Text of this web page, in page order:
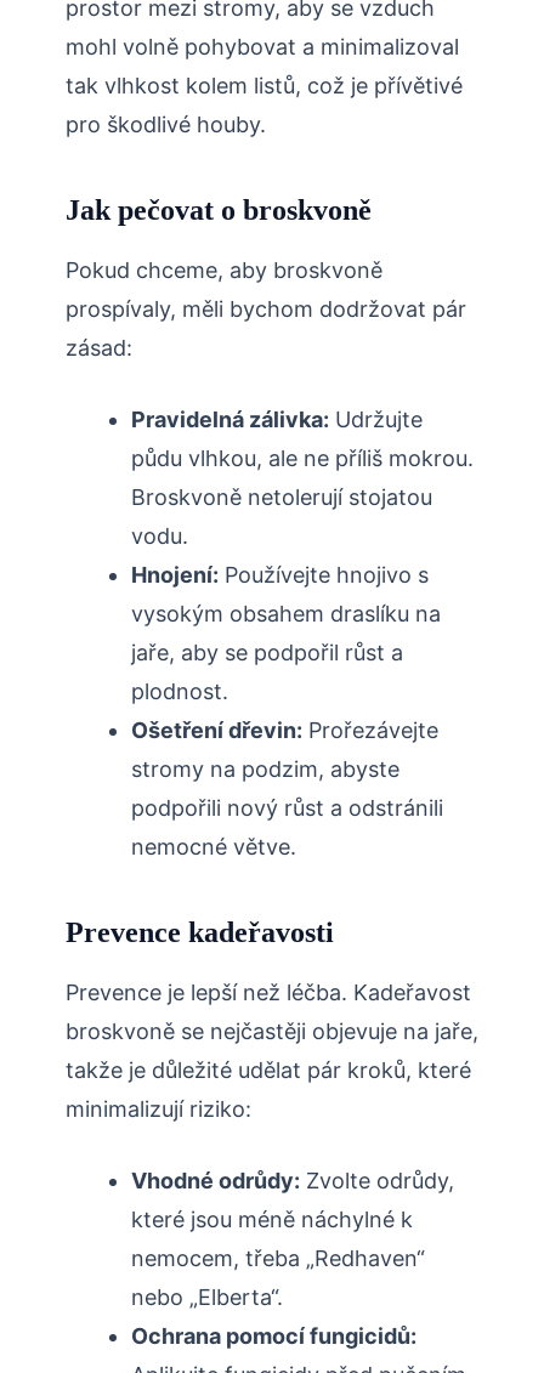
prostor mezi stromy, aby se vzduch
mohl volně pohybovat a minimalizoval
‌tak vlhkost kolem listů, což je přívětivé
pro škodlivé houby.
Jak pečovat o ‍broskvoně
Pokud chceme, aby broskvoně
prospívaly, měli bychom dodržovat pár
zásad:
Pravidelná zálivka: Udržujte
půdu vlhkou, ale ne příliš mokrou.
Broskvoně netolerují stojatou
vodu.
Hnojení: Používejte hnojivo s‍
vysokým obsahem draslíku na
jaře, aby se podpořil růst⁣ a
plodnost.
Ošetření dřevin: Prořezávejte
stromy na podzim, abyste
podpořili nový růst a odstránili
nemocné větve.
Prevence kadeřavosti
Prevence je lepší než léčba. Kadeřavost
broskvoně se nejčastěji objevuje na ​jaře,
takže je důležité udělat pár kroků, které
minimalizují‍ riziko:
Vhodné ​odrůdy: Zvolte odrůdy,
které jsou méně náchylné k
nemocem, třeba „Redhaven“
nebo „Elberta“.
Ochrana pomocí fungicidů: